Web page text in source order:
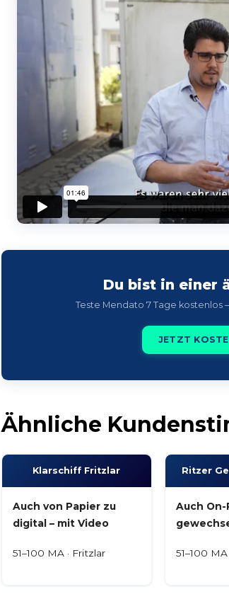
Du bist in einer
Teste Mendato 7 Tage kostenlos
JETZT
Ähnliche
Klarschiff Fritzlar
Auch von Papier zu
digital – mit Video
51–100 MA · Fritzlar
Ritzer
Auch On-
51–100